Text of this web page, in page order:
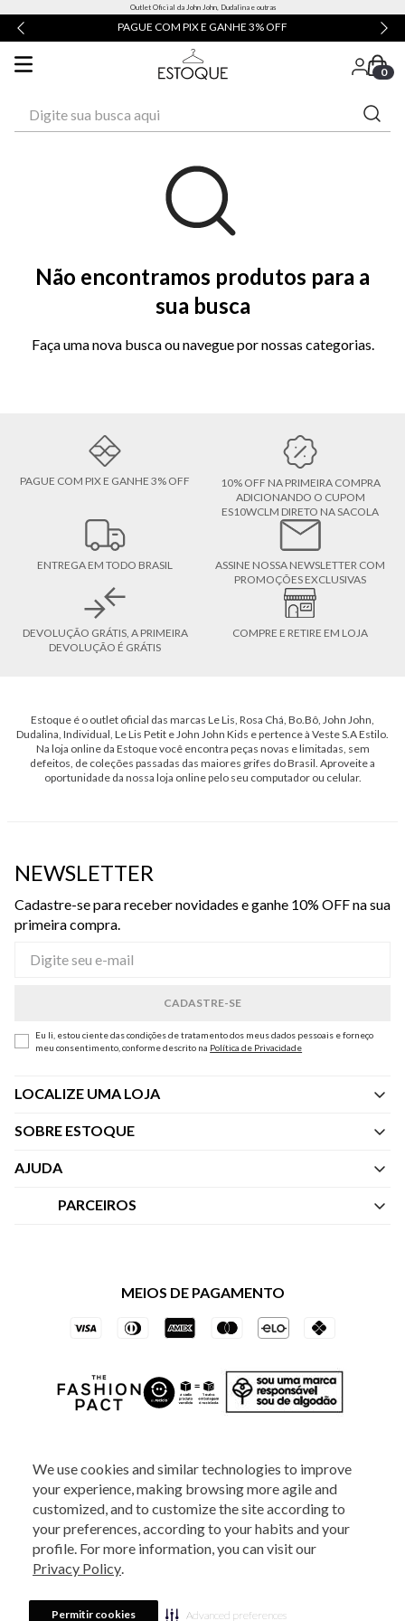
We use cookies and similar technologies to improve
your experience, making browsing more agile and
customized, and to customize the site according to
your preferences, according to your habits and your
profile. For more information, you can visit our
Privacy Policy.
Permitir cookies Advanced preferences
Outlet Oficial da John John, Dudalina e outras
PAGUE COM PIX E GANHE 3% OFF
0
Não encontramos produtos para a
sua busca
Faça uma nova busca ou navegue por nossas categorias.
PAGUE COM PIX E GANHE 3% OFF
10% OFF NA PRIMEIRA COMPRA
ADICIONANDO O CUPOM
ES10WCLM DIRETO NA SACOLA
ENTREGA EM TODO BRASIL
ASSINE NOSSA NEWSLETTER COM
PROMOÇÕES EXCLUSIVAS
DEVOLUÇÃO GRÁTIS, A PRIMEIRA
DEVOLUÇÃO É GRÁTIS
COMPRE E RETIRE EM LOJA
Estoque é o outlet oficial das marcas Le Lis, Rosa Chá, Bo.Bô, John John,
Dudalina, Individual, Le Lis Petit e John John Kids e pertence à Veste S.A Estilo.
Na loja online da Estoque você encontra peças novas e limitadas, sem
defeitos, de coleções passadas das maiores grifes do Brasil. Aproveite a
oportunidade da nossa loja online pelo seu computador ou celular.
NEWSLETTER
Cadastre-se para receber novidades e ganhe 10% OFF na sua
primeira compra.
Eu li, estou ciente das condições de tratamento dos meus dados pessoais e forneço
meu consentimento, conforme descrito na Política de Privacidade
LOCALIZE UMA LOJA
SOBRE ESTOQUE
Quem Somos
AJUDA
Central de Atendimento
Trocas e Devoluções
PARCEIROS
Vai de Visa
Azul Fidelidade
MEIOS DE PAGAMENTO
2025 - Veste S.A Estilo. Todos os direitos reservados - A loja Estoque reserva-
se no direito de corrigir ou alterar informações como: preços, promoções e
880 5520.Horário de Atendimento:
Sábados das 8h às 14h, exceto feriados. Veste S.A Estilo. Rua Othão, 405, Vila